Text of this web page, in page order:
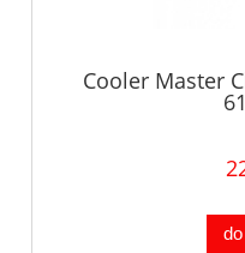
Cooler Master